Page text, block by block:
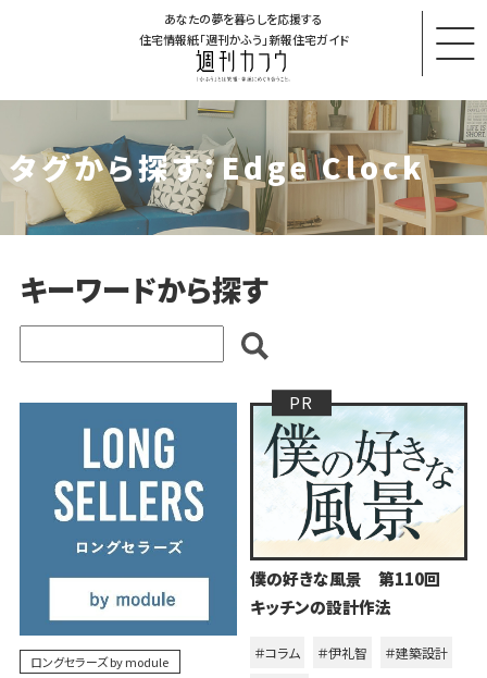
あなたの夢を暮らしを応援する
住宅情報紙「週刊かふう」新報住宅ガイド
タグから探す：Edge Clock
キーワードから探す
ロングセラーズ by module
僕の好きな風景 第110回
キッチンの設計作法
＃コラム ＃伊礼智
＃建築設計